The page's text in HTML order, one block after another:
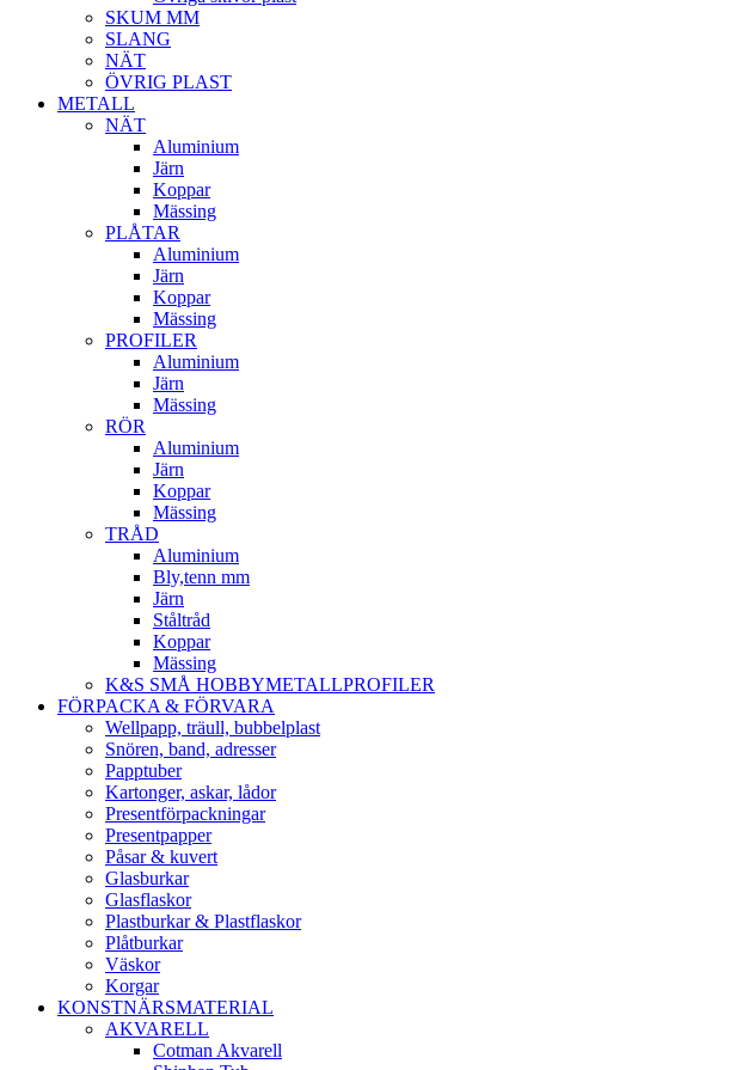
SKUM MM
SLANG
NÄT
ÖVRIG PLAST
METALL
NÄT
Aluminium
Järn
Koppar
Mässing
PLÅTAR
Aluminium
Järn
Koppar
Mässing
PROFILER
Aluminium
Järn
Mässing
RÖR
Aluminium
Järn
Koppar
Mässing
TRÅD
Aluminium
Bly,tenn mm
Järn
Ståltråd
Koppar
Mässing
K&S SMÅ HOBBYMETALLPROFILER
FÖRPACKA & FÖRVARA
Wellpapp, träull, bubbelplast
Snören, band, adresser
Papptuber
Kartonger, askar, lådor
Presentförpackningar
Presentpapper
Påsar & kuvert
Glasburkar
Glasflaskor
Plastburkar & Plastflaskor
Plåtburkar
Väskor
Korgar
KONSTNÄRSMATERIAL
AKVARELL
Cotman Akvarell